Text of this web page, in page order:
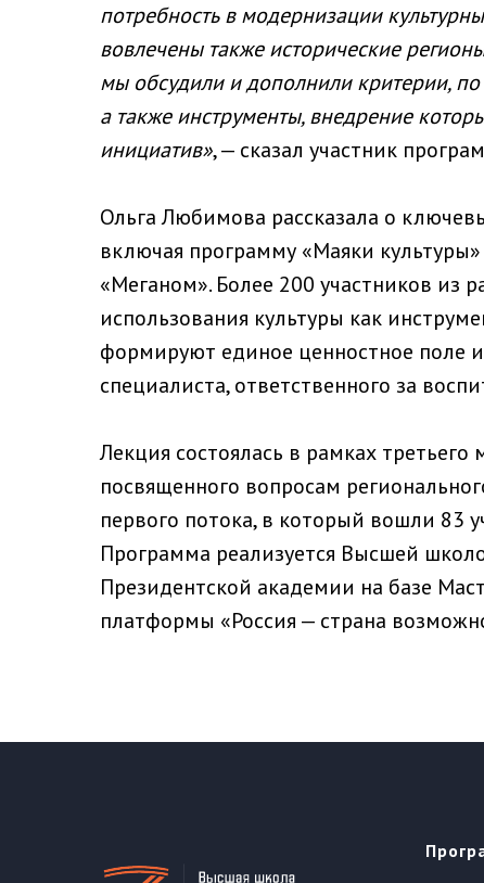
потребность в модернизации
вовлечены также исторические
мы обсудили и дополнили критерии,
а также инструменты, внедрение
инициатив», — сказал участник
Ольга Любимова рассказала о
включая программу «Маяки
«Меганом». Более 200 участников из
использования культуры как
формируют единое ценностное поле
специалиста, ответственного за
Лекция состоялась в рамках
посвященного вопросам
первого потока, в который вошли 83
Программа реализуется Высшей
Президентской академии на базе
платформы «Россия — страна